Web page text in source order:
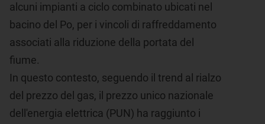
alcuni impianti a ciclo combinato ubicati nel
bacino del Po, per i vincoli di raffreddamento
associati alla riduzione della portata del
fiume.
In questo contesto, seguendo il trend al rialzo
del prezzo del gas, il prezzo unico nazionale
dell'energia elettrica (PUN) ha raggiunto i